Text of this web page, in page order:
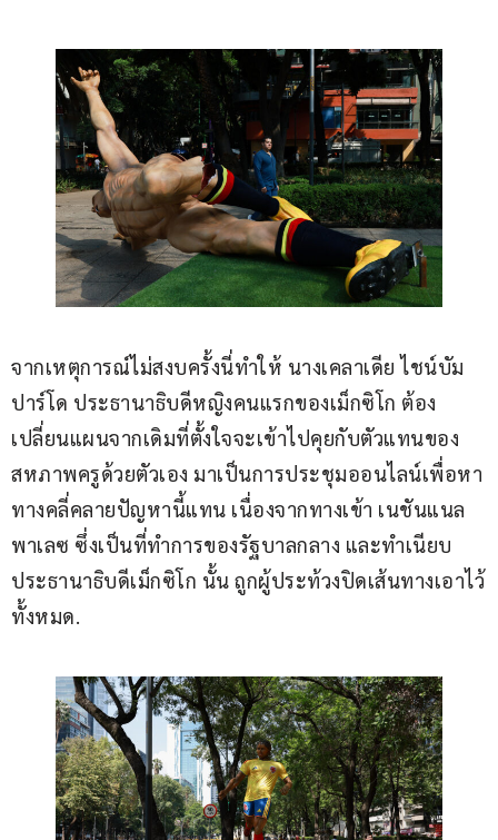
จากเหตุการณ์ไม่สงบครั้งนี่ทำให้ นางเคลาเดีย ไชน์บัม
ปาร์โด ประธานาธิบดีหญิงคนแรกของเม็กซิโก ต้อง
เปลี่ยนแผนจากเดิมที่ตั้งใจจะเข้าไปคุยกับตัวแทนของ
สหภาพครูด้วยตัวเอง มาเป็นการประชุมออนไลน์เพื่อหา
ทางคลี่คลายปัญหานี้แทน เนื่องจากทางเข้า เนชันแนล
พาเลซ ซึ่งเป็นที่ทำการของรัฐบาลกลาง และทำเนียบ
ประธานาธิบดีเม็กซิโก นั้น ถูกผู้ประท้วงปิดเส้นทางเอาไว้
ทั้งหมด.